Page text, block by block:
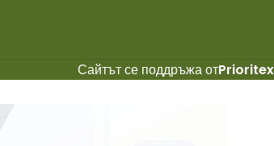
Сайтът се поддръжа отPrioritex